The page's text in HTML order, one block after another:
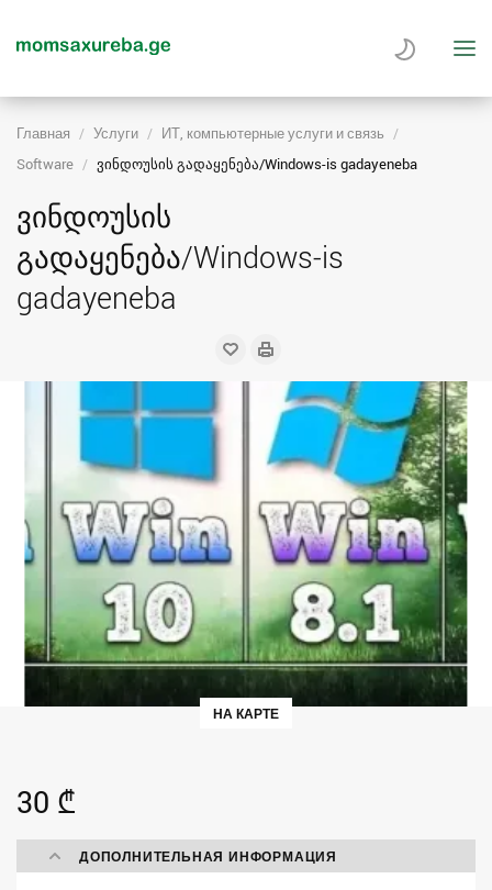
Главная Услуги
ИТ, компьютерные услуги и связь
Software
ვინდოუსის გადაყენება/Windows-is gadayeneba
ვინდოუსის
გადაყენება/Windows-is
gadayeneba
НА КАРТЕ
30 ₾
ДОПОЛНИТЕЛЬНАЯ ИНФОРМАЦИЯ